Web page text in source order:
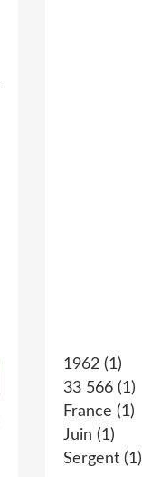
1962 (1)
33 566 (1)
France (1)
Juin (1)
Sergent (1)